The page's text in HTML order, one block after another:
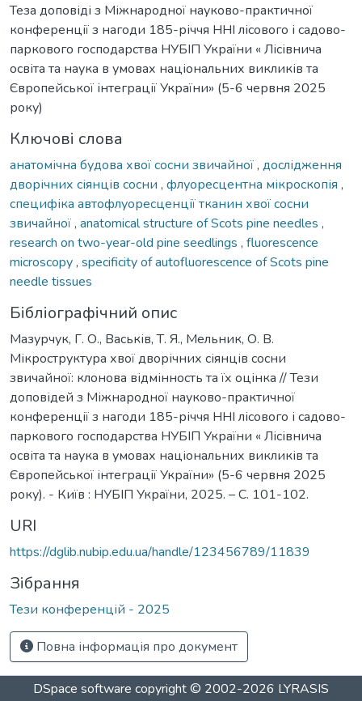
Теза доповіді з Міжнародної науково-практичної
конференції з нагоди 185-річчя ННІ лісового і садово-
паркового господарства НУБІП України « Лісівнича
освіта та наука в умовах національних викликів та
Європейської інтеграції України» (5-6 червня 2025
року)
Ключові слова
анатомічна будова хвої сосни звичайної, дослідження
дворічних сіянців сосни , флуоресцентна мікроскопія ,
специфіка автофлуоресценції тканин хвої сосни
звичайної, anatomical structure of Scots pine needles ,
research on two-year-old pine seedlings , fluorescence
microscopy, specificity of autofluorescence of Scots pine
needle tissues
Бібліографічний опис
Мазурчук, Г. О., Васьків, Т. Я., Мельник, О. В.
Мікроструктура хвої дворічних сіянців сосни
звичайної: клонова відмінность та їх оцінка // Тези
доповідей з Міжнародної науково-практичної
конференції з нагоди 185-річчя ННІ лісового і садово-
паркового господарства НУБІП України « Лісівнича
освіта та наука в умовах національних викликів та
Європейської інтеграції України» (5-6 червня 2025
року). - Київ : НУБІП України, 2025. – С. 101-102.
URI
https://dglib.nubip.edu.ua/handle/123456789/11839
Зібрання
Тези конференцій - 2025
Повна інформація про документ
DSpace software copyright © 2002-2026 LYRASIS